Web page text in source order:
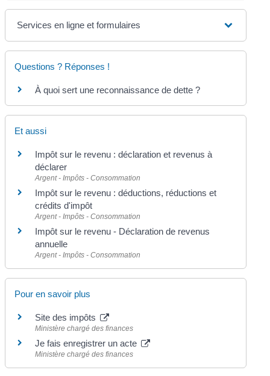
Services en ligne et formulaires
Questions ? Réponses !
À quoi sert une reconnaissance de dette ?
Et aussi
Impôt sur le revenu : déclaration et revenus à
déclarer
Argent - Impôts - Consommation
Impôt sur le revenu : déductions, réductions et
crédits d'impôt
Argent - Impôts - Consommation
Impôt sur le revenu - Déclaration de revenus
annuelle
Argent - Impôts - Consommation
Pour en savoir plus
Site des impôts
Ministère chargé des finances
Je fais enregistrer un acte
Ministère chargé des finances